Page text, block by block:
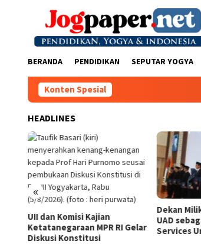
BERANDA PENDIDIKAN SEPUTAR YOGYA
Konten Spesial
HEADLINES
«
UII dan Komisi Kajian
Ketatanegaraan MPR RI Gelar
Diskusi Konstitusi
Dekan
UAD
Services